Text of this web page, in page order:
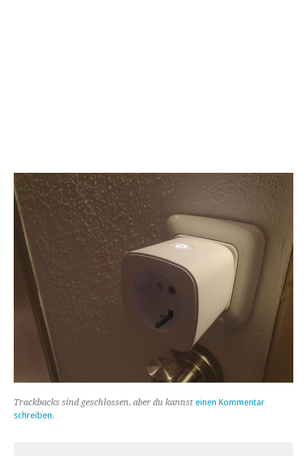
Trackbacks sind geschlossen, aber du kannst einen Kommentar
schreiben.